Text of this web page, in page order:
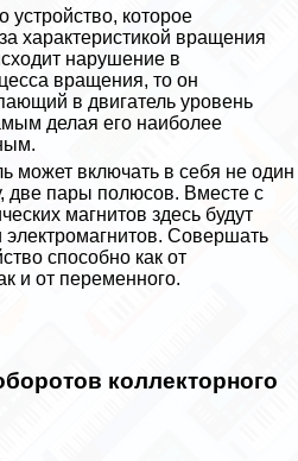
устройство, которое
хаpaктеристикой вращения
нарушение в
вращения, то он
в двигатель уровень
делая его наиболее
может включать в себя не один
две пары полюсов. Вместе с
магнитов здесь будут
электромагнитов. Совершать
способно как от
и от переменного.
коллекторного